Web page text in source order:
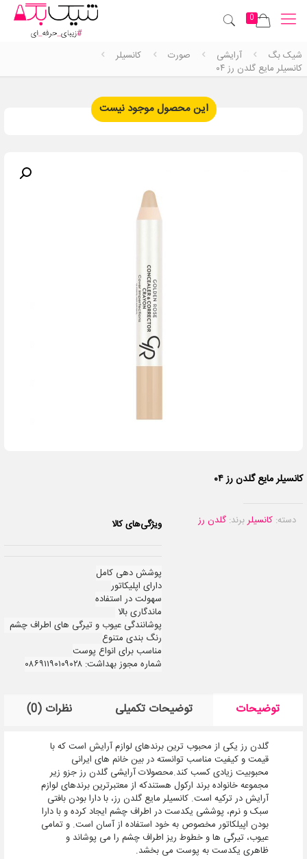
0
شیک بگ آرایشی صورت
کانسیلر
کانسیلر مایع گلدن رز ۰۴
این محصول موجود نیست
کانسیلر مایع گلدن رز ۰۴
ویژگی‌های کالا
پوشش دهی کامل
دارای اپلیکاتور
سهولت در استفاده
ماندگاری بالا
پوشانندگی عیوب و تیرگی های اطراف چشم
رنگ بندی متنوع
مناسب برای انواع پوست
شماره مجوز بهداشت: ۰۸۶۹۱۱۹۰۱۰۹۰۲۸
دسته: کانسیلربرند: گلدن رز
توضیحات توضیحات تکمیلی نظرات (0)
گلدن رز یکی از محبوب ترین برندهای لوازم آرایش است که با
قیمت و کیفیت مناسب توانسته در بین خانم های ایرانی
محبوبیت زیادی کسب کند.محصولات آرایشی گلدن رز جزو زیر
مجموعه خانواده برند ارکول هستندکه از معتبرترین برندهای لوازم
آرایش در ترکیه است. کانسیلر مایع گلدن رز، با دارا بودن بافتی
سبک و نرم، پوششی یکدست در اطراف چشم ایجاد کرده و با دارا
بودن اپیلکاتور مخصوص به خود استفاده از آسان است. و تمامی
عیوب، تیرگی ها و خطوط ریز اطراف چشم را می پوشاند و
ظاهری یکدست به پوست می بخشد.